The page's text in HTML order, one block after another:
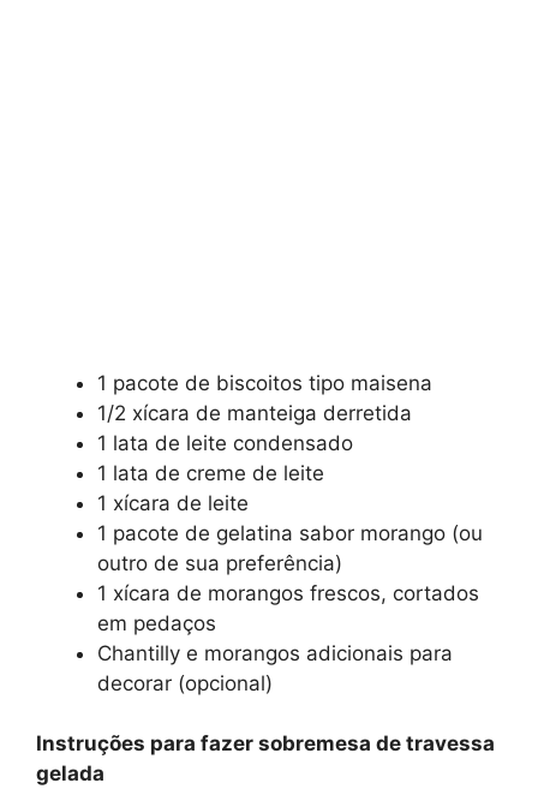
1 pacote de biscoitos tipo maisena
1/2 xícara de manteiga derretida
1 lata de leite condensado
1 lata de creme de leite
1 xícara de leite
1 pacote de gelatina sabor morango (ou
outro de sua preferência)
1 xícara de morangos frescos, cortados
em pedaços
Chantilly e morangos adicionais para
decorar (opcional)
Instruções para fazer sobremesa de travessa
gelada